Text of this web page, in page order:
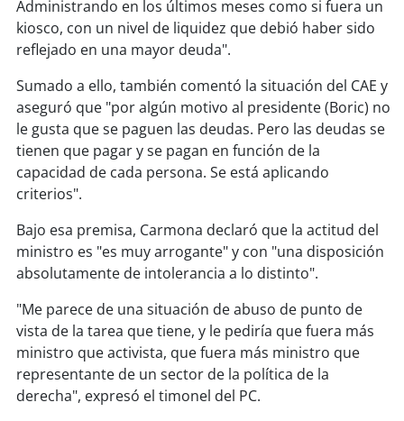
soyvaldivia
soyosorno
soypuertomontt
soychiloé
Administrando en los últimos meses como si fuera un
kiosco, con un nivel de liquidez que debió haber sido
reflejado en una mayor deuda".
Sumado a ello, también comentó la situación del CAE y
aseguró que "por algún motivo al presidente (Boric) no
le gusta que se paguen las deudas. Pero las deudas se
tienen que pagar y se pagan en función de la
capacidad de cada persona. Se está aplicando
criterios".
Bajo esa premisa, Carmona declaró que la actitud del
ministro es "es muy arrogante" y con "una disposición
absolutamente de intolerancia a lo distinto".
"Me parece de una situación de abuso de punto de
vista de la tarea que tiene, y le pediría que fuera más
ministro que activista, que fuera más ministro que
representante de un sector de la política de la
derecha", expresó el timonel del PC.